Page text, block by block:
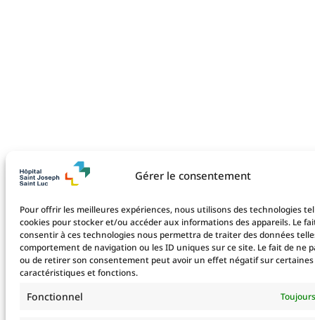
Gérer le consentement
Pour offrir les meilleures expériences, nous utilisons des technologies
cookies pour stocker et/ou accéder aux informations des appareils. Le
consentir à ces technologies nous permettra de traiter des données
comportement de navigation ou les ID uniques sur ce site. Le fait de ne
ou de retirer son consentement peut avoir un effet négatif sur certaines
caractéristiques et fonctions.
Fonctionnel